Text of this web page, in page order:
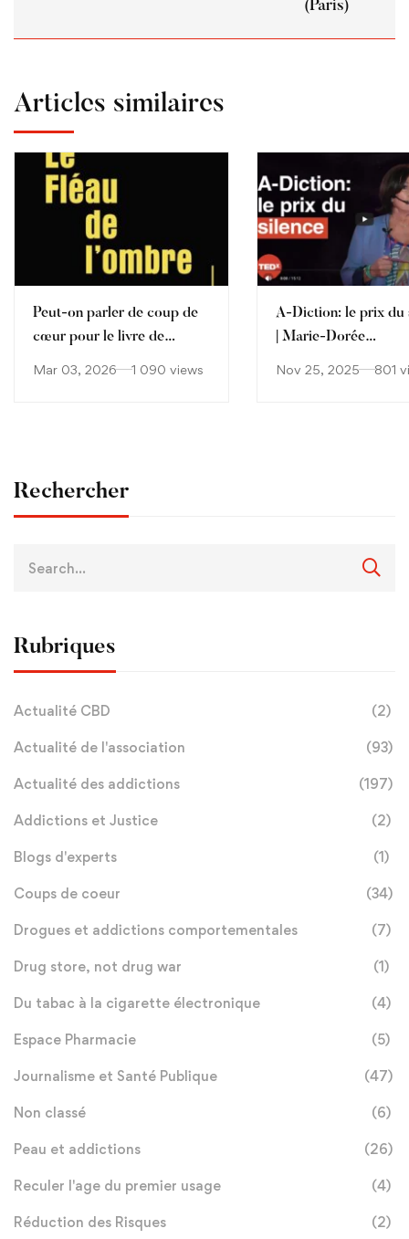
(Paris)
Articles similaires
Peut-on parler de coup de
cœur pour le livre de
Mar 03, 2026 1 090 views
A-Diction: le prix du
| Marie-Dorée
Nov 25, 2025 801
Rechercher
Rubriques
Actualité CBD (2)
Actualité de l'association (93)
Actualité des addictions (197)
Addictions et Justice (2)
Blogs d'experts (1)
Coups de coeur (34)
Drogues et addictions comportementales (7)
Drug store, not drug war (1)
Du tabac à la cigarette électronique (4)
Espace Pharmacie (5)
Journalisme et Santé Publique (47)
Non classé (6)
Peau et addictions (26)
Reculer l'age du premier usage (4)
Réduction des Risques (2)